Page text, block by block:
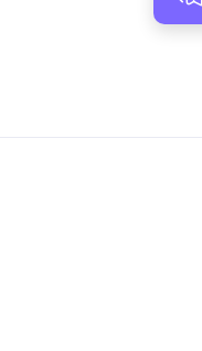
Коммерческая